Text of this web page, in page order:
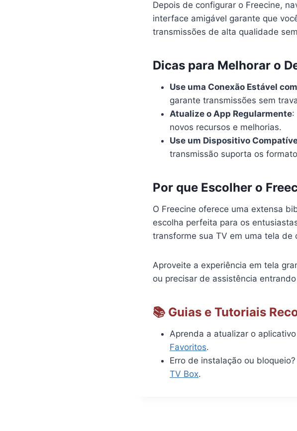
Depois de configurar o Freecine,
interface amigável garante que
transmissões de alta qualidade
Dicas para Melhorar o
Use uma Conexão Estável
garante transmissões sem
Atualize o App Regularmente:
novos recursos e melhorias.
Use um Dispositivo
transmissão suporta os
Por que Escolher o
O Freecine oferece uma extensa
escolha perfeita para os
transforme sua TV em uma tela de
Aproveite a experiência em tela
ou precisar de assistência
📚 Guias e Tutoriais
Aprenda a atualizar o
Favoritos.
Erro de instalação ou bloqueio?
TV Box.